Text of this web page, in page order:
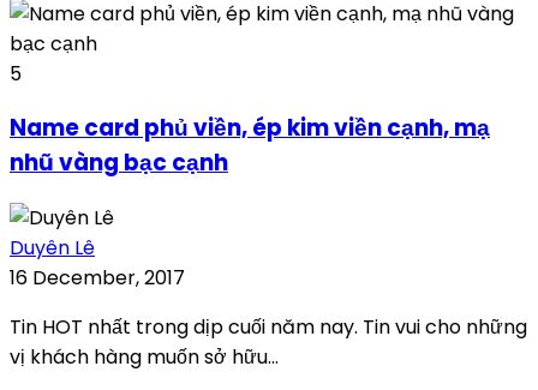
5
Name card phủ viền, ép kim viền cạnh, mạ
nhũ vàng bạc cạnh
Duyên Lê
16 December, 2017
Tin HOT nhất trong dịp cuối năm nay. Tin vui cho những
vị khách hàng muốn sở hữu...